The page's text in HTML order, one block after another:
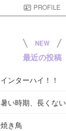
PROFILE
NEW
最近の投稿
インターハイ！！
暑い時期、長くな
焼き鳥